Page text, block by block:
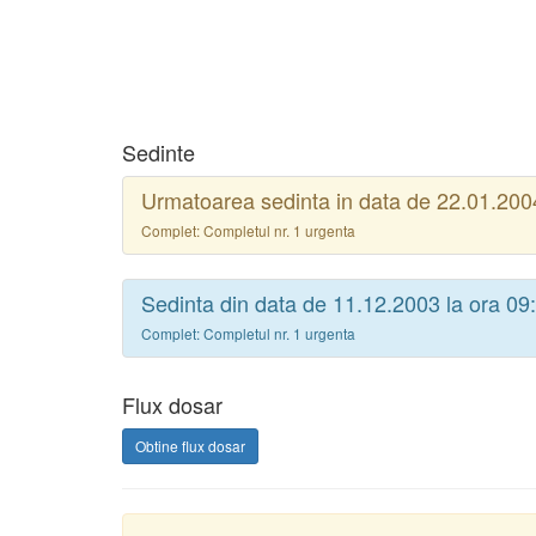
Sedinte
Urmatoarea sedinta in data de
Complet: Completul nr. 1 urgenta
Sedinta din data de 11.12.2003 la ora
Complet: Completul nr. 1 urgenta
Flux dosar